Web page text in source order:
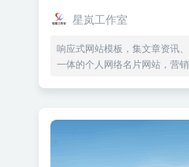
星岚工作室
响应式网站模板，集文章资讯
一体的个人网络名片网站，营销